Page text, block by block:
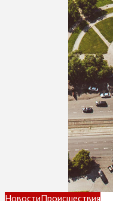
НовостиПроисшествия